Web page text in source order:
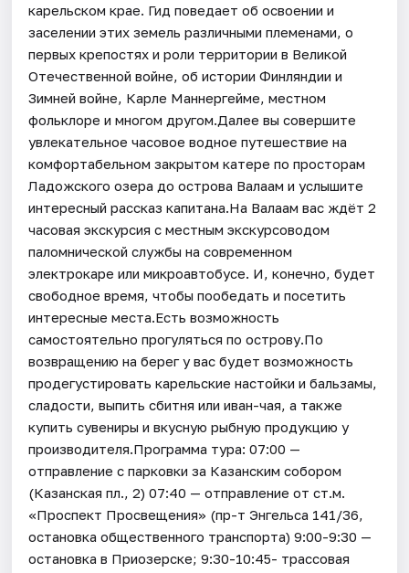
карельском крае. Гид поведает об освоении и
заселении этих земель различными племенами, о
первых крепостях и роли территории в Великой
Отечественной войне, об истории Финляндии и
Зимней войне, Карле Маннергейме, местном
фольклоре и многом другом.Далее вы совершите
увлекательное часовое водное путешествие на
комфортабельном закрытом катере по просторам
Ладожского озера до острова Валаам и услышите
интересный рассказ капитана.На Валаам вас ждёт 2
часовая экскурсия с местным экскурсоводом
паломнической службы на современном
электрокаре или микроавтобусе. И, конечно, будет
свободное время, чтобы пообедать и посетить
интересные места.Есть возможность
самостоятельно прогуляться по острову.По
возвращению на берег у вас будет возможность
продегустировать карельские настойки и бальзамы,
сладости, выпить сбитня или иван-чая, а также
купить сувениры и вкусную рыбную продукцию у
производителя.Программа тура: 07:00 —
отправление с парковки за Казанским собором
(Казанская пл., 2) 07:40 — отправление от ст.м.
«Проспект Просвещения» (пр-т Энгельса 141/36,
остановка общественного транспорта) 9:00-9:30 —
остановка в Приозерске; 9:30-10:45- трассовая